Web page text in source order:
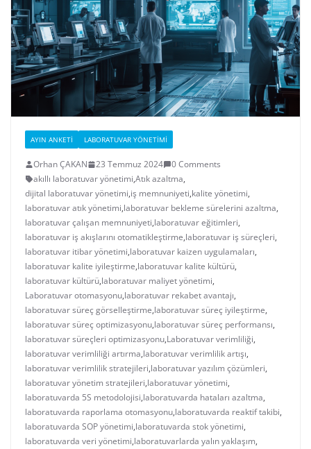
AYIN ANKETI LABORATUVAR YÖNETIMI
Orhan ÇAKAN 23 Temmuz 2024
0 Comments
akıllı laboratuvar yönetimi,Atık azaltma,
dijital laboratuvar yönetimi,iş memnuniyeti,kalite yönetimi,
laboratuvar atık yönetimi,laboratuvar bekleme sürelerini azaltma,
laboratuvar çalışan memnuniyeti,laboratuvar eğitimleri,
laboratuvar iş akışlarını otomatikleştirme,laboratuvar iş süreçleri,
laboratuvar itibar yönetimi,laboratuvar kaizen uygulamaları,
laboratuvar kalite iyileştirme,laboratuvar kalite kültürü,
laboratuvar kültürü,laboratuvar maliyet yönetimi,
Laboratuvar otomasyonu,laboratuvar rekabet avantajı,
laboratuvar süreç görselleştirme,laboratuvar süreç iyileştirme,
laboratuvar süreç optimizasyonu,laboratuvar süreç performansı,
laboratuvar süreçleri optimizasyonu,Laboratuvar verimliliği,
laboratuvar verimliliği artırma,laboratuvar verimlilik artışı,
laboratuvar verimlilik stratejileri,laboratuvar yazılım çözümleri,
laboratuvar yönetim stratejileri,laboratuvar yönetimi,
laboratuvarda 5S metodolojisi,laboratuvarda hataları azaltma,
laboratuvarda raporlama otomasyonu,laboratuvarda reaktif takibi,
laboratuvarda SOP yönetimi,laboratuvarda stok yönetimi,
laboratuvarda veri yönetimi,laboratuvarlarda yalın yaklaşım,